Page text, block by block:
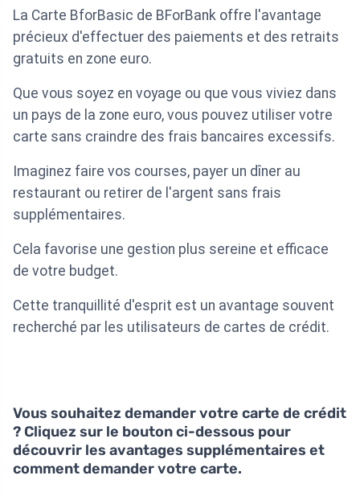
La Carte BforBasic de BForBank offre l'avantage
précieux d'effectuer des paiements et des retraits
gratuits en zone euro.
Que vous soyez en voyage ou que vous viviez dans
un pays de la zone euro, vous pouvez utiliser votre
carte sans craindre des frais bancaires excessifs.
Imaginez faire vos courses, payer un dîner au
restaurant ou retirer de l'argent sans frais
supplémentaires.
Cela favorise une gestion plus sereine et efficace
de votre budget.
Cette tranquillité d'esprit est un avantage souvent
recherché par les utilisateurs de cartes de crédit.
Vous souhaitez demander votre carte de crédit
? Cliquez sur le bouton ci-dessous pour
découvrir les avantages supplémentaires et
comment demander votre carte.